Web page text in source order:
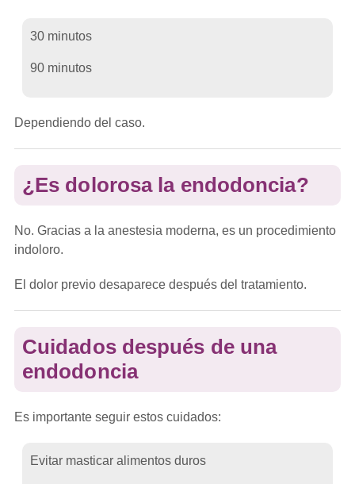
30 minutos
90 minutos
Dependiendo del caso.
¿Es dolorosa la endodoncia?
No. Gracias a la anestesia moderna, es un procedimiento
indoloro.
El dolor previo desaparece después del tratamiento.
Cuidados después de una
endodoncia
Es importante seguir estos cuidados:
Evitar masticar alimentos duros